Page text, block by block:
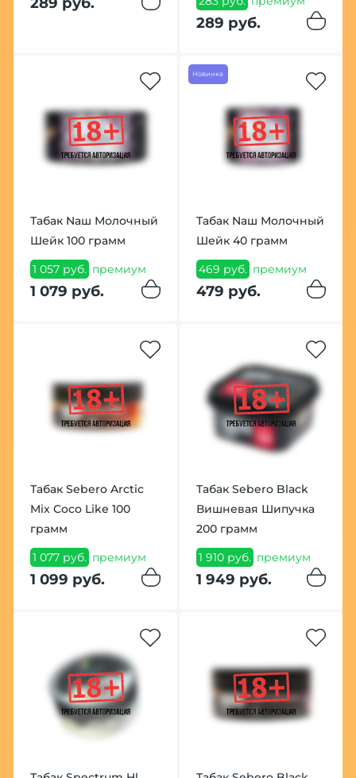
289 руб.
Табак Nаш Молочный
Шейк 100 грамм
1 057 руб. премиум
1 079 руб.
Новинка
Табак Nаш Молочный
Шейк 40 грамм
469 руб. премиум
479 руб.
Табак Sebero Arctic
Mix Coco Like 100
грамм
1 077 руб. премиум
1 099 руб.
Табак Sebero Black
Вишневая Шипучка
200 грамм
1 910 руб. премиум
1 949 руб.